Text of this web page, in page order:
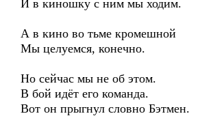
И в киношку с ним мы ходим.
А в кино во тьме кромешной
Мы целуемся, конечно.
Но сейчас мы не об этом.
В бой идёт его команда.
Вот он прыгнул словно Бэтмен.